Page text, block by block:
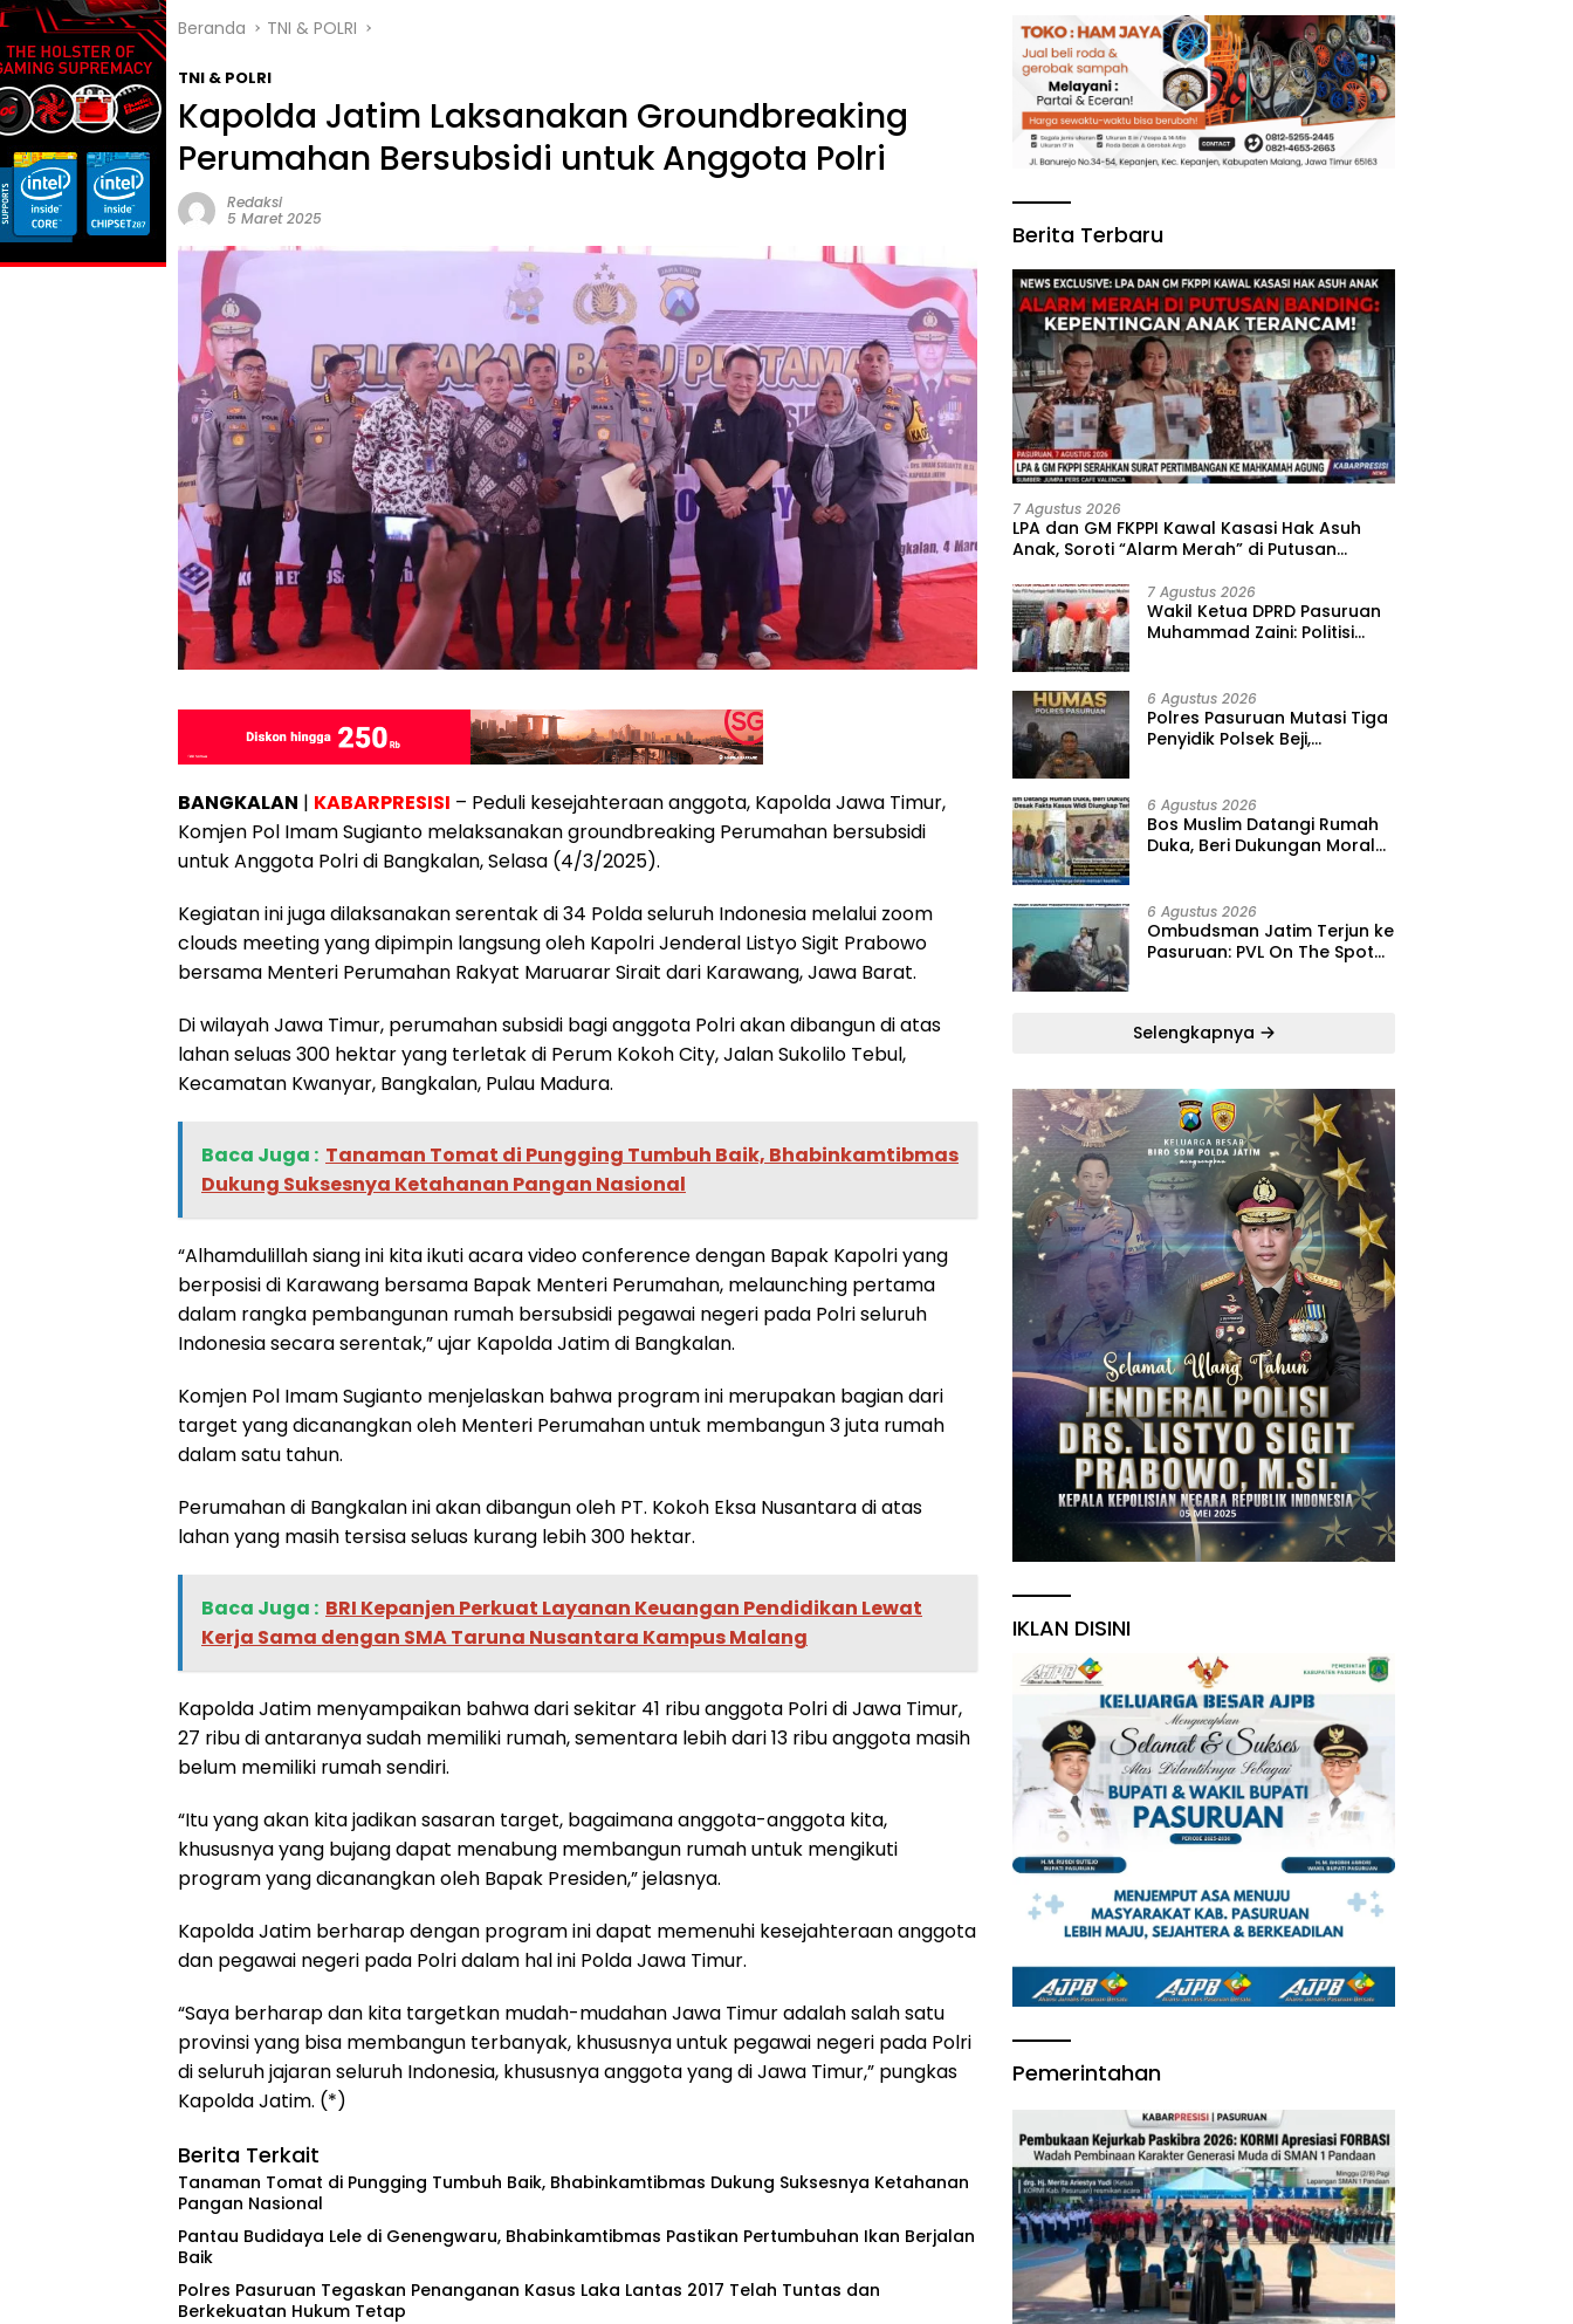
Beranda TNI & POLRI
TNI & POLRI
Kapolda Jatim Laksanakan Groundbreaking
Perumahan Bersubsidi untuk Anggota Polri
Redaksi
5 Maret 2025
BANGKALAN | KABARPRESISI – Peduli kesejahteraan anggota, Kapolda Jawa Timur,
Komjen Pol Imam Sugianto melaksanakan groundbreaking Perumahan bersubsidi
untuk Anggota Polri di Bangkalan, Selasa (4/3/2025).
Kegiatan ini juga dilaksanakan serentak di 34 Polda seluruh Indonesia melalui zoom
clouds meeting yang dipimpin langsung oleh Kapolri Jenderal Listyo Sigit Prabowo
bersama Menteri Perumahan Rakyat Maruarar Sirait dari Karawang, Jawa Barat.
Di wilayah Jawa Timur, perumahan subsidi bagi anggota Polri akan dibangun di atas
lahan seluas 300 hektar yang terletak di Perum Kokoh City, Jalan Sukolilo Tebul,
Kecamatan Kwanyar, Bangkalan, Pulau Madura.
Baca Juga : Tanaman Tomat di Pungging Tumbuh Baik, Bhabinkamtibmas
Dukung Suksesnya Ketahanan Pangan Nasional
“Alhamdulillah siang ini kita ikuti acara video conference dengan Bapak Kapolri yang
berposisi di Karawang bersama Bapak Menteri Perumahan, melaunching pertama
dalam rangka pembangunan rumah bersubsidi pegawai negeri pada Polri seluruh
Indonesia secara serentak,” ujar Kapolda Jatim di Bangkalan.
Komjen Pol Imam Sugianto menjelaskan bahwa program ini merupakan bagian dari
target yang dicanangkan oleh Menteri Perumahan untuk membangun 3 juta rumah
dalam satu tahun.
Perumahan di Bangkalan ini akan dibangun oleh PT. Kokoh Eksa Nusantara di atas
lahan yang masih tersisa seluas kurang lebih 300 hektar.
Baca Juga : BRI Kepanjen Perkuat Layanan Keuangan Pendidikan Lewat
Kerja Sama dengan SMA Taruna Nusantara Kampus Malang
Kapolda Jatim menyampaikan bahwa dari sekitar 41 ribu anggota Polri di Jawa Timur,
27 ribu di antaranya sudah memiliki rumah, sementara lebih dari 13 ribu anggota masih
belum memiliki rumah sendiri.
“Itu yang akan kita jadikan sasaran target, bagaimana anggota-anggota kita,
khususnya yang bujang dapat menabung membangun rumah untuk mengikuti
program yang dicanangkan oleh Bapak Presiden,” jelasnya.
Kapolda Jatim berharap dengan program ini dapat memenuhi kesejahteraan anggota
dan pegawai negeri pada Polri dalam hal ini Polda Jawa Timur.
“Saya berharap dan kita targetkan mudah-mudahan Jawa Timur adalah salah satu
provinsi yang bisa membangun terbanyak, khususnya untuk pegawai negeri pada Polri
di seluruh jajaran seluruh Indonesia, khususnya anggota yang di Jawa Timur,” pungkas
Kapolda Jatim. (*)
Berita Terkait
Tanaman Tomat di Pungging Tumbuh Baik, Bhabinkamtibmas Dukung Suksesnya Ketahanan
Pangan Nasional
Pantau Budidaya Lele di Genengwaru, Bhabinkamtibmas Pastikan Pertumbuhan Ikan Berjalan
Baik
Polres Pasuruan Tegaskan Penanganan Kasus Laka Lantas 2017 Telah Tuntas dan
Berkekuatan Hukum Tetap
Berita Terbaru
7 Agustus 2026
‎LPA dan GM FKPPI Kawal Kasasi Hak Asuh
Anak, Soroti “Alarm Merah” di Putusan
7 Agustus 2026
‎Wakil Ketua DPRD Pasuruan
Muhammad Zaini: Politisi
dan Masyarakat ‎
6 Agustus 2026
‎Polres Pasuruan Mutasi Tiga
Penyidik Polsek Beji,
6 Agustus 2026
‎Bos Muslim Datangi Rumah
Duka, Beri Dukungan Moral
6 Agustus 2026
‎Ombudsman Jatim Terjun ke
Pasuruan: PVL On The Spot
Selengkapnya
IKLAN DISINI
Pemerintahan